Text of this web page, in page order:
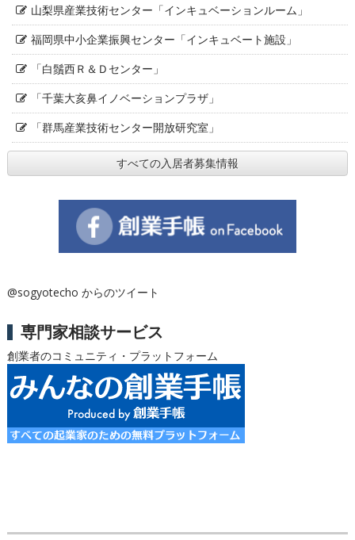
山梨県産業技術センター「インキュベーションルーム」
福岡県中小企業振興センター「インキュベート施設」
「白鬚西Ｒ＆Ｄセンター」
「千葉大亥鼻イノベーションプラザ」
「群馬産業技術センター開放研究室」
すべての入居者募集情報
@sogyotecho からのツイート
専門家相談サービス
創業者のコミュニティ・プラットフォーム